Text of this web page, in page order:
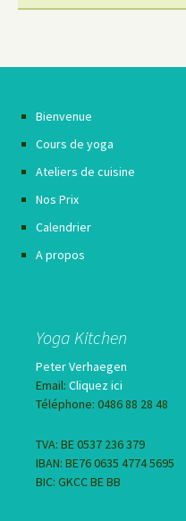
Bienvenue
Cours de yoga
Ateliers de cuisine
Nos Prix
Calendrier
A propos
Yoga Kitchen
Peter Verhaegen
Email: Cliquez ici
Téléphone: 0486 88 28 48
TVA: BE 0537 236 379
IBAN: BE76 0635 4774 5695
BIC: GKCC BE BB